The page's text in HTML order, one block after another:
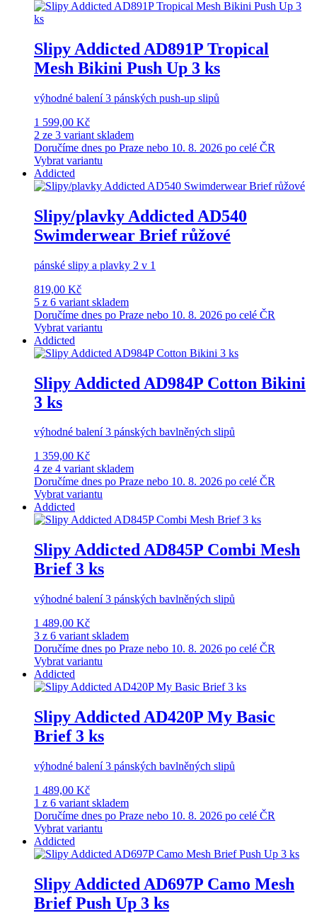
Slipy Addicted AD891P Tropical
Mesh Bikini Push Up 3 ks
výhodné balení 3 pánských push-up slipů
1 599,00 Kč
2 ze 3 variant skladem
Doručíme dnes po Praze nebo 10. 8. 2026 po celé ČR
Vybrat variantu
Addicted
Slipy/plavky Addicted AD540
Swimderwear Brief růžové
pánské slipy a plavky 2 v 1
819,00 Kč
5 z 6 variant skladem
Doručíme dnes po Praze nebo 10. 8. 2026 po celé ČR
Vybrat variantu
Addicted
Slipy Addicted AD984P Cotton Bikini
3 ks
výhodné balení 3 pánských bavlněných slipů
1 359,00 Kč
4 ze 4 variant skladem
Doručíme dnes po Praze nebo 10. 8. 2026 po celé ČR
Vybrat variantu
Addicted
Slipy Addicted AD845P Combi Mesh
Brief 3 ks
výhodné balení 3 pánských bavlněných slipů
1 489,00 Kč
3 z 6 variant skladem
Doručíme dnes po Praze nebo 10. 8. 2026 po celé ČR
Vybrat variantu
Addicted
Slipy Addicted AD420P My Basic
Brief 3 ks
výhodné balení 3 pánských bavlněných slipů
1 489,00 Kč
1 z 6 variant skladem
Doručíme dnes po Praze nebo 10. 8. 2026 po celé ČR
Vybrat variantu
Addicted
Slipy Addicted AD697P Camo Mesh
Brief Push Up 3 ks